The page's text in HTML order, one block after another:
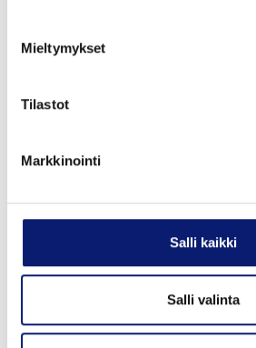
Mieltymykset
Tilastot
Markkinointi
Salli kaikki
Salli valinta
TWIN PLUS